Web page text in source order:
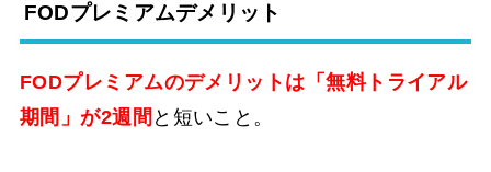
FODプレミアムデメリット
FODプレミアムのデメリットは「無料トライアル
期間」が2週間 と短いこと。